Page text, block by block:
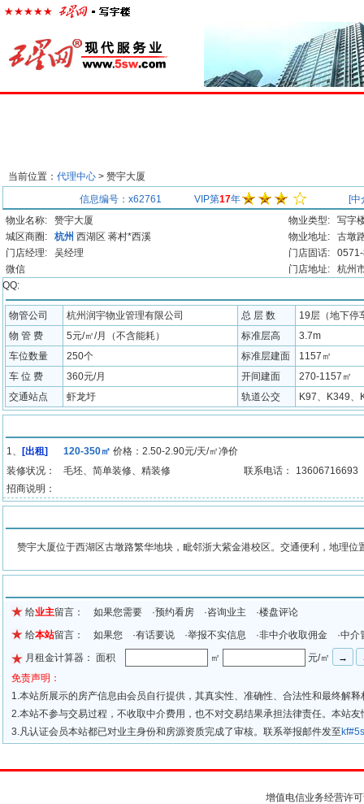
当前位置： 代理中心 > 赞宇大厦
信息编号：x62761 VIP第17年
[中
物业名称:
赞宇大厦 物业类型:
写字
城区商圈:
杭州 西湖区 蒋村*西溪 物业地址:
古墩
门店经理:
吴经理 门店固话:
微信
QQ:
门店地址:
杭州
物管公司 杭州润宇物业管理有限公司 总 层 数
19层（地下停
物 管 费
5元/㎡/月（不含能耗） 标准层高
3.7m
车位数量
250个 标准层建面
1157㎡
车 位 费
360元/月 开间建面
270-1157㎡
交通站点
虾龙圩 轨道公交 K97、K349
1、 [出租] 120-350㎡ 价格：2.50-2.90元/天/㎡净价
装修状况：
毛坯、简单装修、精装修 联系电话：
13606716693
招商说明：
赞宇大厦位于西湖区古墩路繁华地块，毗邻浙大紫金港校区。交通便利，地理
给业主留言： 如果您需要 ·预约看房 ·咨询业主 ·楼盘评论
给本站留言： 如果您 ·有话要说 ·举报不实信息 ·非中介收取佣金 ·中介
月租金计算器： 面积
㎡
元/㎡
免责声明：
1.本站所展示的房产信息由会员自行提供，其真实性、准确性、合法性和最终解
2.本站不参与交易过程，不收取中介费用，也不对交易结果承担法律责任。本站
3.凡认证会员本站都已对业主身份和房源资质完成了审核。联系举报邮件发至
增值电信业务经营许